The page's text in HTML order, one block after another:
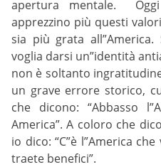
apertura mentale.
apprezzino più questi
sia più grata all”America.
voglia darsi un”identità
non è soltanto
un grave errore storico,
che dicono: “Abbasso
America”. A coloro che
io dico: “C”è l”America
traete benefici”.